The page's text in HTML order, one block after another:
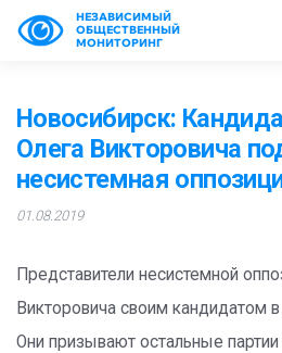
НЕЗАВИСИМЫЙ
ОБЩЕСТВЕННЫЙ
МОНИТОРИНГ
Новосибирск:
Олега Викторовича
несистемная
01.08.2019
Представители несистемной
Викторовича своим кандидатом
Они призывают остальные